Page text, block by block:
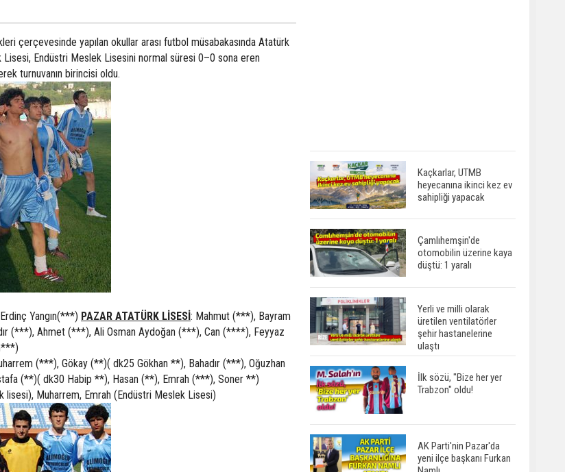
çerçevesinde yapılan okullar arası futbol müsabakasında Atatürk
Endüstri Meslek Lisesini normal süresi 0–0 sona eren
turnuvanın birincisi oldu.
Yangın(***) PAZAR ATATÜRK LİSESİ: Mahmut (***), Bayram
(***), Ahmet (***), Ali Osman Aydoğan (***), Can (****), Feyyaz
(***), Gökay (**)( dk25 Gökhan **), Bahadır (***), Oğuzhan
(**)( dk30 Habip **), Hasan (**), Emrah (***), Soner **)
lisesi), Muharrem, Emrah (Endüstri Meslek Lisesi)
Kaçkarlar, UTMB
heyecanına ikinci kez ev
sahipliği yapacak
Çamlıhemşin'de
otomobilin üzerine kaya
düştü: 1 yaralı
Yerli ve milli olarak
üretilen ventilatörler
şehir hastanelerine
ulaştı
İlk sözü, "Bize her yer
Trabzon" oldu!
AK Parti'nin Pazar'da
yeni ilçe başkanı Furkan